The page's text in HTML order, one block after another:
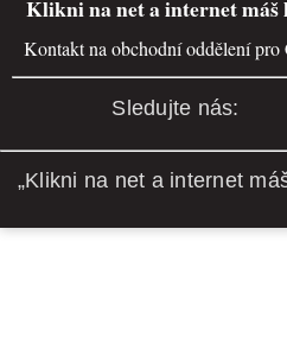
Klikni na net a internet
Kontakt na obchodní oddělení
Sledujte nás:
„Klikni na net a internet